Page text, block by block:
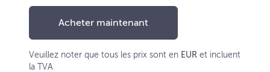
Acheter maintenant
Veuillez noter que tous les prix sont en EUR et incluent
la TVA